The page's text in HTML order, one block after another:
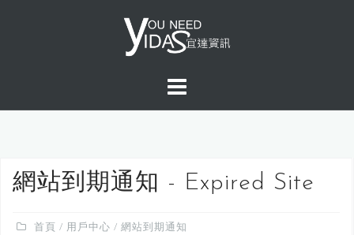
o
網站到期通知 - Expired Site
首頁 / 用戶中心 / 網站到期通知